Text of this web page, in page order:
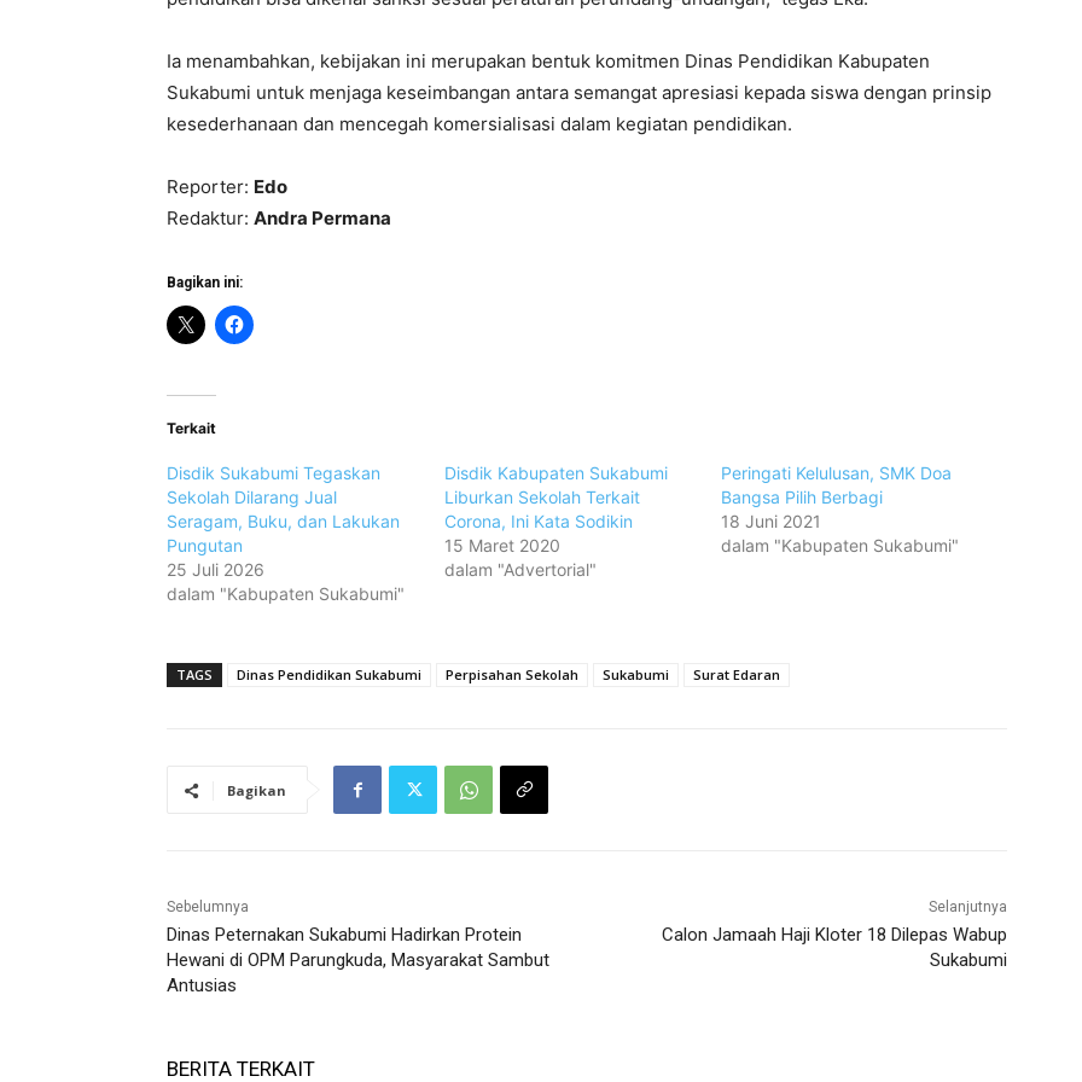
Ia menambahkan, kebijakan ini merupakan bentuk komitmen Dinas Pendidikan Kabupaten
Sukabumi untuk menjaga keseimbangan antara semangat apresiasi kepada siswa dengan prinsip
kesederhanaan dan mencegah komersialisasi dalam kegiatan pendidikan.
Reporter: Edo
Redaktur: Andra Permana
Bagikan ini:
Terkait
Disdik Sukabumi Tegaskan
Sekolah Dilarang Jual
Seragam, Buku, dan Lakukan
Pungutan
25 Juli 2026
dalam "Kabupaten Sukabumi"
Disdik Kabupaten Sukabumi
Liburkan Sekolah Terkait
Corona, Ini Kata Sodikin
15 Maret 2020
dalam "Advertorial"
Peringati Kelulusan, SMK Doa
Bangsa Pilih Berbagi
18 Juni 2021
dalam "Kabupaten Sukabumi"
TAGS Dinas Pendidikan Sukabumi Perpisahan Sekolah Sukabumi Surat Edaran
Bagikan
Sebelumnya
Dinas Peternakan Sukabumi Hadirkan Protein
Hewani di OPM Parungkuda, Masyarakat Sambut
Antusias
Selanjutnya
Calon Jamaah Haji Kloter 18 Dilepas Wabup
Sukabumi
BERITA TERKAIT